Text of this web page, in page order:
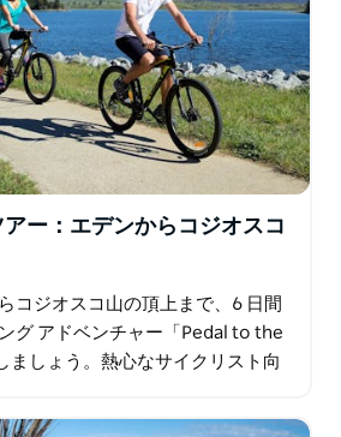
ー：エデンからコジオスコ
コジオスコ山の頂上まで、6 日間
グ アドベンチャー「Pedal to the
ましょう。熱心なサイクリスト向